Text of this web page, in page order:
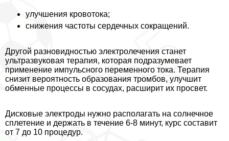
улучшения кровотока;
снижения частоты сердечных сокращений.
Другой разновидностью электролечения станет
ультразвуковая терапия, которая подразумевает
применение импульсного переменного тока. Терапия
снизит вероятность образования тромбов, улучшит
обменные процессы в сосудах, расширит их просвет.
Дисковые электроды нужно располагать на солнечное
сплетение и держать в течение 6-8 минут, курс составит
от 7 до 10 процедур.